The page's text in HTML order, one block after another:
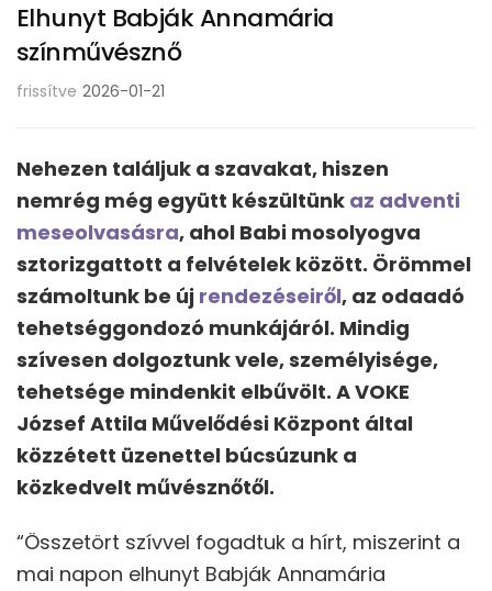
Elhunyt Babják Annamária
színművésznő
frissítve 2026-01-21
Nehezen találjuk a szavakat, hiszen
nemrég még együtt készültünk az adventi
meseolvasásra, ahol Babi mosolyogva
sztorizgattott a felvételek között. Örömmel
számoltunk be új rendezéseiről, az odaadó
tehetséggondozó munkájáról. Mindig
szívesen dolgoztunk vele, személyisége,
tehetsége mindenkit elbűvölt. A VOKE
József Attila Művelődési Központ által
közzétett üzenettel búcsúzunk a
közkedvelt művésznőtől.
“Összetört szívvel fogadtuk a hírt, miszerint a
mai napon elhunyt Babják Annamária